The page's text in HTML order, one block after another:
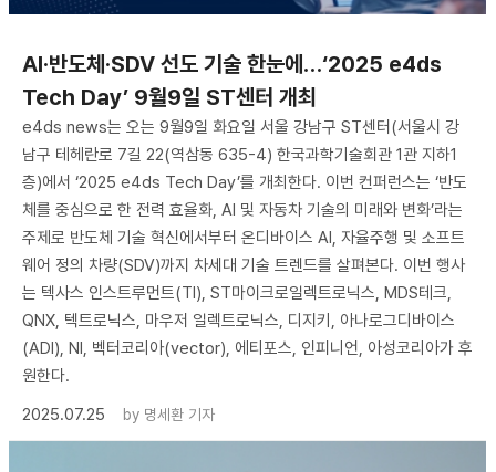
AI·반도체·SDV 선도 기술 한눈에…‘2025 e4ds
Tech Day’ 9월9일 ST센터 개최
e4ds news는 오는 9월9일 화요일 서울 강남구 ST센터(서울시 강
남구 테헤란로 7길 22(역삼동 635-4) 한국과학기술회관 1관 지하1
층)에서 ‘2025 e4ds Tech Day’를 개최한다. 이번 컨퍼런스는 ‘반도
체를 중심으로 한 전력 효율화, AI 및 자동차 기술의 미래와 변화’라는
주제로 반도체 기술 혁신에서부터 온디바이스 AI, 자율주행 및 소프트
웨어 정의 차량(SDV)까지 차세대 기술 트렌드를 살펴본다. 이번 행사
는 텍사스 인스트루먼트(TI), ST마이크로일렉트로닉스, MDS테크,
QNX, 텍트로닉스, 마우저 일렉트로닉스, 디지키, 아나로그디바이스
(ADI), NI, 벡터코리아(vector), 에티포스, 인피니언, 아성코리아가 후
원한다.
2025.07.25
by 명세환 기자